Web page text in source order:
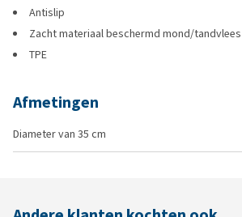
Antislip
Zacht materiaal beschermd mond/tandvlees
TPE
Afmetingen
Diameter van 35 cm